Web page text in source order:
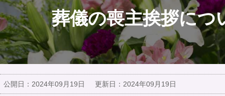
ティアの特長一覧へ
事前相談・生前見積 エンバーミング
お葬式の喪主が初めての方はこちら
関西
中部
北海道
愛知県
葬儀場名
ご参列の方
葬儀の喪主挨拶につ
公開日： 2024年09月19日 更新日： 2024年09月19日